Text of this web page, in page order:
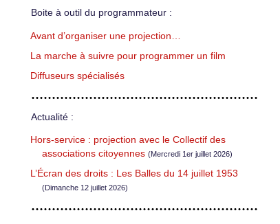
Boite à outil du programmateur :
Avant d’organiser une projection…
La marche à suivre pour programmer un film
Diffuseurs spécialisés
Actualité :
Hors-service : projection avec le Collectif des
associations citoyennes (Mercredi 1er juillet 2026)
L’Écran des droits : Les Balles du 14 juillet 1953
(Dimanche 12 juillet 2026)